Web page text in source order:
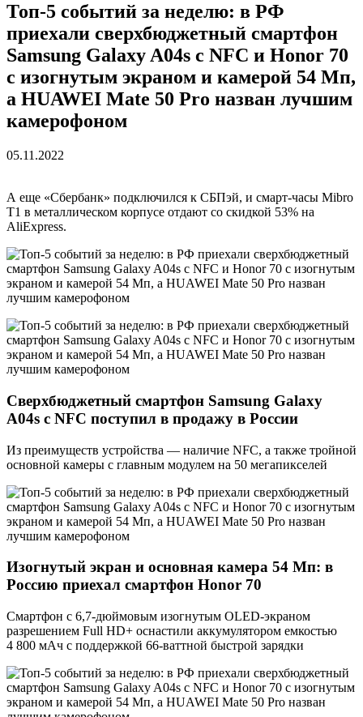
Топ-5 событий за неделю: в РФ
приехали сверхбюджетный смартфон
Samsung Galaxy A04s с NFC и Honor 70
с изогнутым экраном и камерой 54 Мп,
а HUAWEI Mate 50 Pro назван лучшим
камерофоном
05.11.2022
А еще «Сбербанк» подключился к СБПэй, и смарт-часы Mibro
T1 в металлическом корпусе отдают со скидкой 53% на
AliExpress.
Сверхбюджетный смартфон Samsung Galaxy
A04s с NFC поступил в продажу в России
Из преимуществ устройства — наличие NFC, а также тройной
основной камеры с главным модулем на 50 мегапикселей
Изогнутый экран и основная камера 54 Мп: в
Россию приехал смартфон Honor 70
Смартфон с 6,7-дюймовым изогнутым OLED-экраном
разрешением Full HD+ оснастили аккумулятором емкостью
4 800 мАч с поддержкой 66-ваттной быстрой зарядки